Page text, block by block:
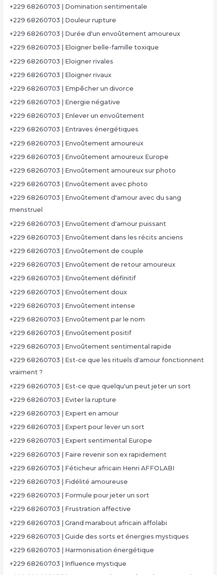
+229 68260703 | Domination sentimentale
+229 68260703 | Douleur rupture
+229 68260703 | Durée d'un envoûtement amoureux
+229 68260703 | Eloigner belle-famille toxique
+229 68260703 | Eloigner rivales
+229 68260703 | Eloigner rivaux
+229 68260703 | Empêcher un divorce
+229 68260703 | Energie négative
+229 68260703 | Enlever un envoûtement
+229 68260703 | Entraves énergétiques
+229 68260703 | Envoûtement amoureux
+229 68260703 | Envoûtement amoureux Europe
+229 68260703 | Envoûtement amoureux sur photo
+229 68260703 | Envoûtement avec photo
+229 68260703 | Envoûtement d'amour avec du sang
menstruel
+229 68260703 | Envoûtement d'amour puissant
+229 68260703 | Envoûtement dans les récits anciens
+229 68260703 | Envoûtement de couple
+229 68260703 | Envoûtement de retour amoureux
+229 68260703 | Envoûtement définitif
+229 68260703 | Envoûtement doux
+229 68260703 | Envoûtement intense
+229 68260703 | Envoûtement par le nom
+229 68260703 | Envoûtement positif
+229 68260703 | Envoûtement sentimental rapide
+229 68260703 | Est-ce que les rituels d'amour fonctionnent
vraiment ?
+229 68260703 | Est-ce que quelqu'un peut jeter un sort
+229 68260703 | Eviter la rupture
+229 68260703 | Expert en amour
+229 68260703 | Expert pour lever un sort
+229 68260703 | Expert sentimental Europe
+229 68260703 | Faire revenir son ex rapidement
+229 68260703 | Féticheur africain Henri AFFOLABI
+229 68260703 | Fidélité amoureuse
+229 68260703 | Formule pour jeter un sort
+229 68260703 | Frustration affective
+229 68260703 | Grand marabout africain affolabi
+229 68260703 | Guide des sorts et énergies mystiques
+229 68260703 | Harmonisation énergétique
+229 68260703 | Influence mystique